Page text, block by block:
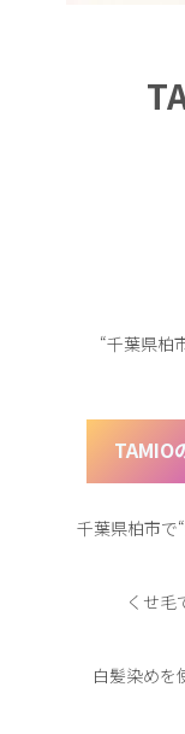
“千葉県柏
TAMIO
千葉県柏市で“
くせ毛
白髪染めを